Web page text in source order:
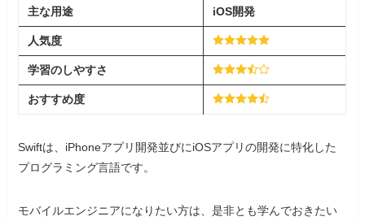
主な用途 iOS開発
人気度
学習のしやすさ
おすすめ度
Swiftは、iPhoneアプリ開発並びにiOSアプリの開発に特化した
プログラミング言語です。
モバイルエンジニアになりたい方は、是非とも学んでおきたい